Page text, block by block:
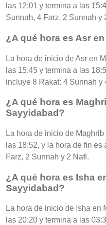
las 12:01 y termina a las
Sunnah, 4 Farz, 2 Sunnah y
¿A qué hora es Asr
La hora de inicio de Asr en
las 15:45 y termina a las
incluye 8 Rakat: 4 Sunnah y
¿A qué hora es
Sayyidabad?
La hora de inicio de
las 18:52, y la hora de fin
Farz, 2 Sunnah y 2 Nafl.
¿A qué hora es Isha
Sayyidabad?
La hora de inicio de Isha en
las 20:20 y termina a las